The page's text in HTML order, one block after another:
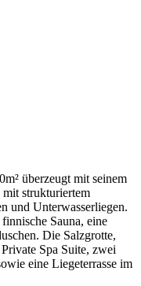
überzeugt mit seinem
mit strukturiertem
und Unterwasserliegen.
Sauna, eine
Die Salzgrotte,
Spa Suite, zwei
eine Liegeterrasse im